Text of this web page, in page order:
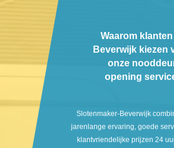
Waarom
Beverwijk kiezen
onze
opening
Slotenmaker-Beverwijk
jarenlange ervaring, goede
klantvriendelijke prijzen 24